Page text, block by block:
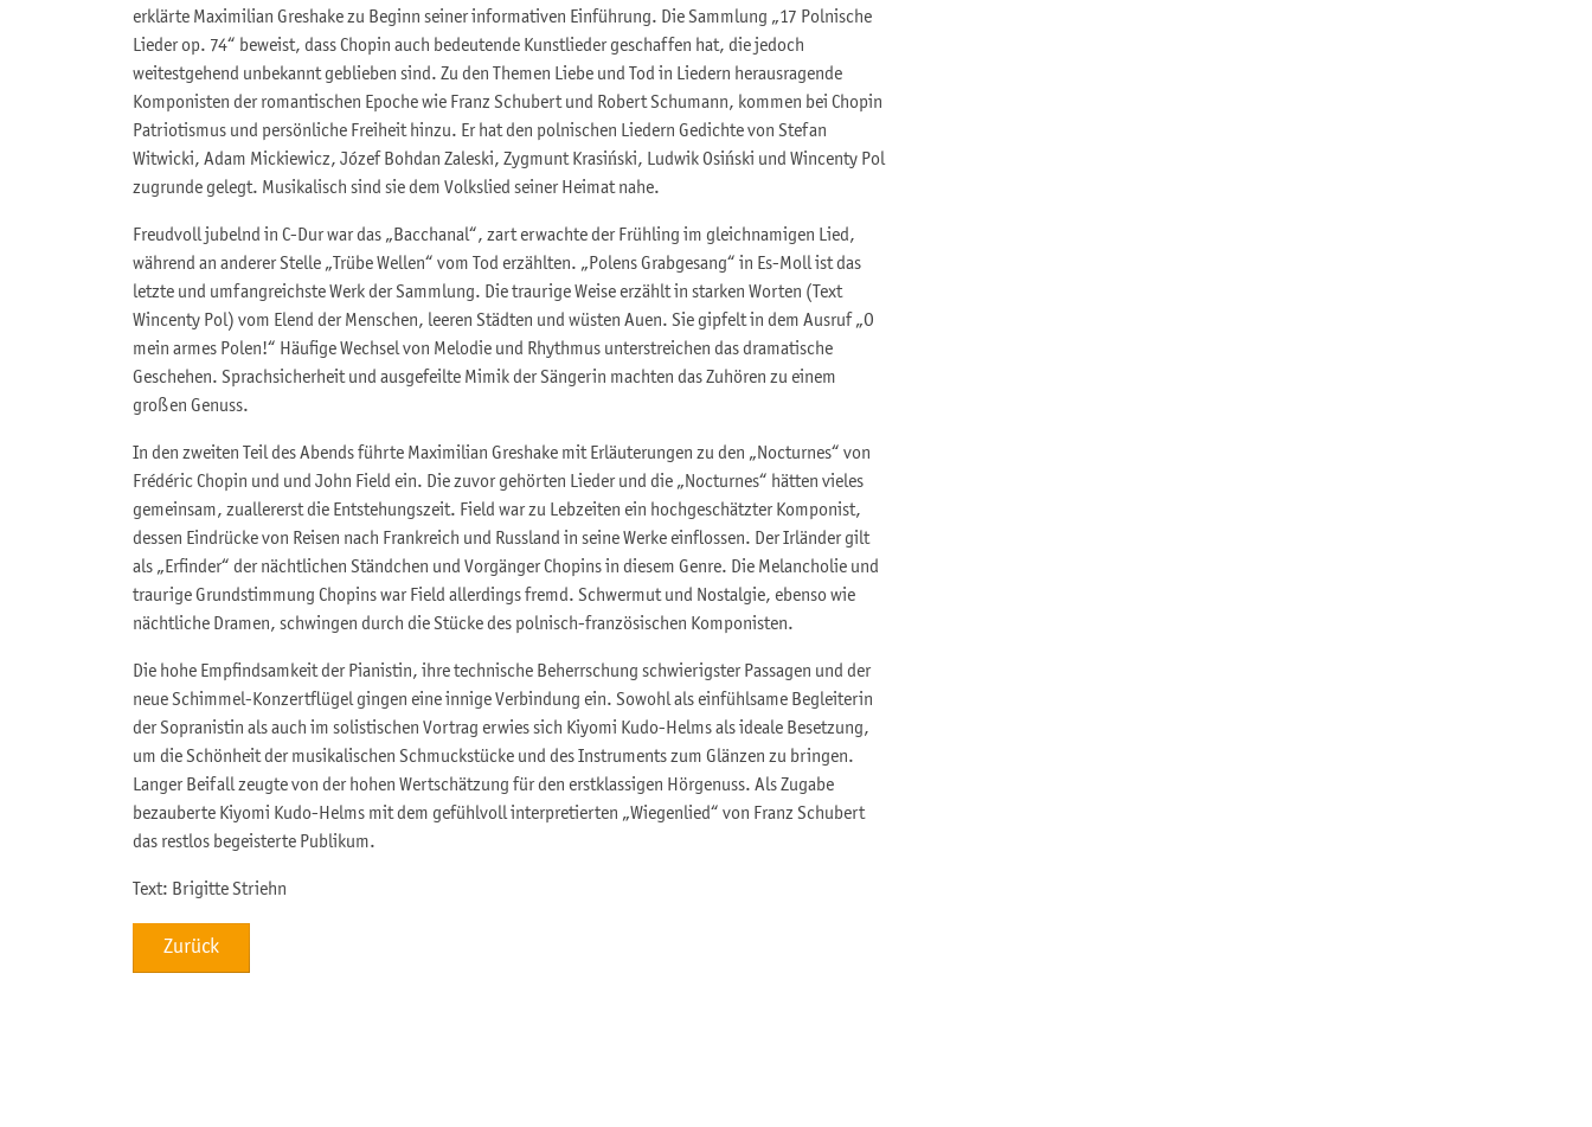
erklärte Maximilian Greshake zu Beginn seiner informativen Einführung. Die Sammlung „17 Polnische
Lieder op. 74“ beweist, dass Chopin auch bedeutende Kunstlieder geschaffen hat, die jedoch
weitestgehend unbekannt geblieben sind. Zu den Themen Liebe und Tod in Liedern herausragende
Komponisten der romantischen Epoche wie Franz Schubert und Robert Schumann, kommen bei Chopin
Patriotismus und persönliche Freiheit hinzu. Er hat den polnischen Liedern Gedichte von Stefan
Witwicki, Adam Mickiewicz, Józef Bohdan Zaleski, Zygmunt Krasiński, Ludwik Osiński und Wincenty Pol
zugrunde gelegt. Musikalisch sind sie dem Volkslied seiner Heimat nahe.
Freudvoll jubelnd in C-Dur war das „Bacchanal“, zart erwachte der Frühling im gleichnamigen Lied,
während an anderer Stelle „Trübe Wellen“ vom Tod erzählten. „Polens Grabgesang“ in Es-Moll ist das
letzte und umfangreichste Werk der Sammlung. Die traurige Weise erzählt in starken Worten (Text
Wincenty Pol) vom Elend der Menschen, leeren Städten und wüsten Auen. Sie gipfelt in dem Ausruf „O
mein armes Polen!“ Häufige Wechsel von Melodie und Rhythmus unterstreichen das dramatische
Geschehen. Sprachsicherheit und ausgefeilte Mimik der Sängerin machten das Zuhören zu einem
großen Genuss.
In den zweiten Teil des Abends führte Maximilian Greshake mit Erläuterungen zu den „Nocturnes“ von
Frédéric Chopin und und John Field ein. Die zuvor gehörten Lieder und die „Nocturnes“ hätten vieles
gemeinsam, zuallererst die Entstehungszeit. Field war zu Lebzeiten ein hochgeschätzter Komponist,
dessen Eindrücke von Reisen nach Frankreich und Russland in seine Werke einflossen. Der Irländer gilt
als „Erfinder“ der nächtlichen Ständchen und Vorgänger Chopins in diesem Genre. Die Melancholie und
traurige Grundstimmung Chopins war Field allerdings fremd. Schwermut und Nostalgie, ebenso wie
nächtliche Dramen, schwingen durch die Stücke des polnisch-französischen Komponisten.
Die hohe Empfindsamkeit der Pianistin, ihre technische Beherrschung schwierigster Passagen und der
neue Schimmel-Konzertflügel gingen eine innige Verbindung ein. Sowohl als einfühlsame Begleiterin
der Sopranistin als auch im solistischen Vortrag erwies sich Kiyomi Kudo-Helms als ideale Besetzung,
um die Schönheit der musikalischen Schmuckstücke und des Instruments zum Glänzen zu bringen.
Langer Beifall zeugte von der hohen Wertschätzung für den erstklassigen Hörgenuss. Als Zugabe
bezauberte Kiyomi Kudo-Helms mit dem gefühlvoll interpretierten „Wiegenlied“ von Franz Schubert
das restlos begeisterte Publikum.
Text: Brigitte Striehn
Zurück